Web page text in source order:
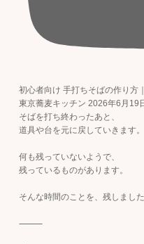
初心者向け 手打ちそばの作り方
東京蕎麦キッチン 2026年6月19
そばを打ち終わったあと、
道具や台を元に戻していきます。
何も残っていないようで、
残っているものがあります。
そんな時間のことを、残しました
⸻